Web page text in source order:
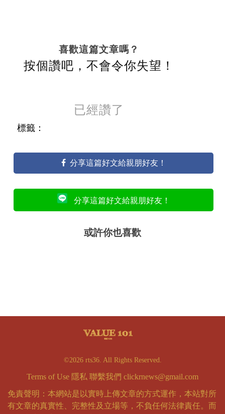
喜歡這篇文章嗎？
按個讚吧，不會令你失望！
已經讚了
標籤：
分享這篇好文給親朋好友！
分享這篇好文給親朋好友！
或許你也喜歡
©2026 rts36. All Rights Reserved.
Terms of Use 隱私 聯繫我們 clickrnews@gmail.com
免責聲明：本網站是以實時上傳文章的方式運作，本站對所
有文章的真實性、完整性及立場等，不負任何法律責任。而